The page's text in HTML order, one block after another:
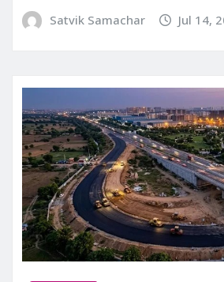
Satvik Samachar Jul 14,